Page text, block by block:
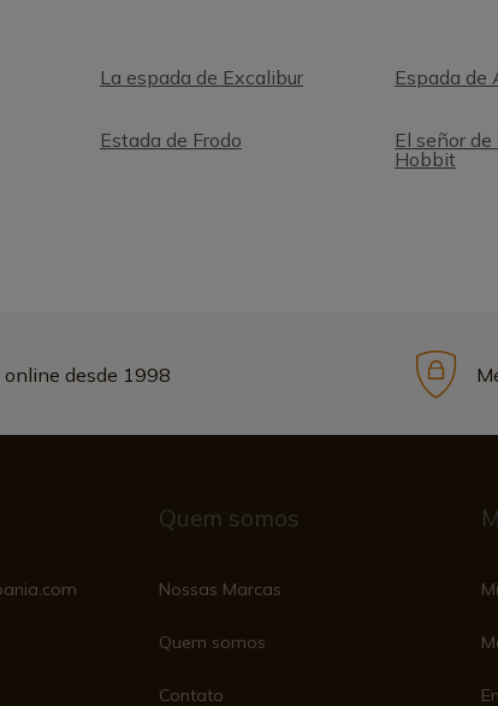
La espada de Excalibur Espada de
Estada de Frodo
El señor
Hobbit
online desde 1998
Quem somos
Nossas Marcas
Quem somos
Contato